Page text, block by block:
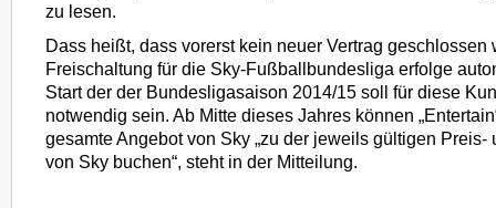
zu lesen.
Dass heißt, dass vorerst kein neuer Vertrag geschlossen
Freischaltung für die Sky-Fußballbundesliga erfolge
Start der der Bundesligasaison 2014/15 soll für diese
notwendig sein. Ab Mitte dieses Jahres können
gesamte Angebot von Sky „zu der jeweils gültigen Preis-
von Sky buchen“, steht in der Mitteilung.